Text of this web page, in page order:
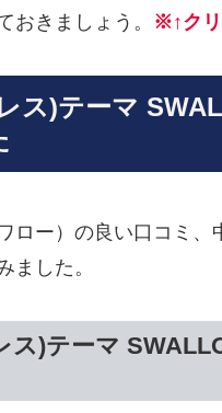
おきましょう。 ※↑ク
ス)テーマ
ー）の良い口コミ、
ました。
)テーマ